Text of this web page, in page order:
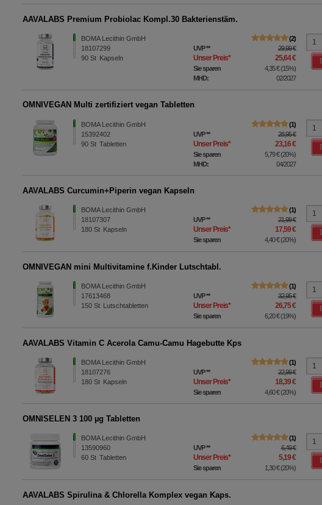
AAVALABS Premium Probiolac Kompl.30 Bakterienstäm.
BOMA Lecithin GmbH
18107299
90St Kapseln
2
UVP** 29,99 €
Unser Preis* 25,64 €
Sie sparen 4,35 €(15%)
MHD:
02/2027
OMNIVEGAN Multi zertifiziert vegan Tabletten
BOMA Lecithin GmbH
15392402
90St Tabletten
1
UVP** 28,95 €
Unser Preis* 23,16 €
Sie sparen 5,79 €(20%)
MHD:
04/2027
AAVALABS Curcumin+Piperin vegan Kapseln
BOMA Lecithin GmbH
18107307
180St Kapseln
1
UVP** 21,99 €
Unser Preis* 17,59 €
Sie sparen 4,40 €(20%)
OMNIVEGAN mini Multivitamine f.Kinder Lutschtabl.
BOMA Lecithin GmbH
17613468
150St Lutschtabletten
1
UVP** 32,95 €
Unser Preis* 26,75 €
Sie sparen 6,20 €(19%)
AAVALABS Vitamin C Acerola Camu-Camu Hagebutte Kps
BOMA Lecithin GmbH
18107276
180St Kapseln
1
UVP** 22,99 €
Unser Preis* 18,39 €
Sie sparen 4,60 €(20%)
OMNISELEN 3 100 µg Tabletten
BOMA Lecithin GmbH
13590960
60St Tabletten
1
UVP** 6,49 €
Unser Preis* 5,19 €
Sie sparen 1,30 €(20%)
AAVALABS Spirulina & Chlorella Komplex vegan Kaps.